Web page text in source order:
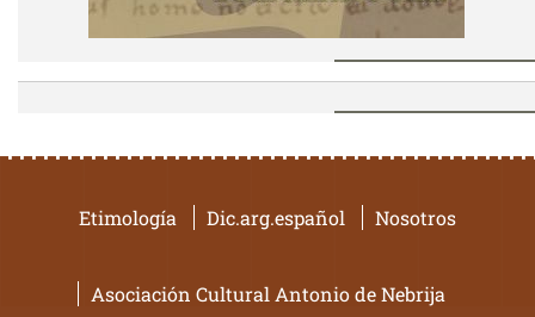
Etimología Dic.arg.español Nosotros
Asociación Cultural Antonio de Nebrija